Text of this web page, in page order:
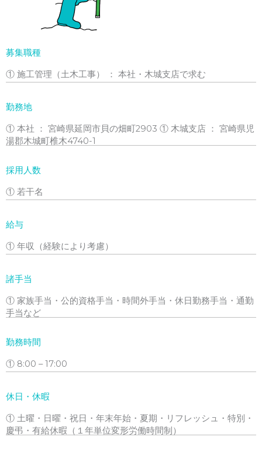
募集職種
① 施工管理（土木工事） ： 本社・木城支店で求む
勤務地
① 本社 ： 宮崎県延岡市貝の畑町2903 ① 木城支店 ： 宮崎県児
湯郡木城町椎木4740-1
採用人数
① 若干名
給与
① 年収（経験により考慮）
諸手当
① 家族手当・公的資格手当・時間外手当・休日勤務手当・通勤
手当など
勤務時間
① 8:00 – 17:00
休日・休暇
① 土曜・日曜・祝日・年末年始・夏期・リフレッシュ・特別・
慶弔・有給休暇（１年単位変形労働時間制）